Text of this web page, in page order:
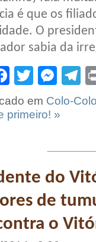
é que os
O
sabia da
Facebook
Twitter
em Colo-
primeiro! »
do
de
o